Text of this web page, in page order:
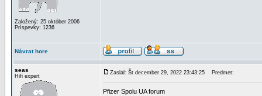
Založený: 25 október 2006
Príspevky: 1236
Návrat hore
seas
Hifi expert
Zaslal: Št december 29, 2022 23:43:25 Predmet:
Pfizer Spolu UA forum